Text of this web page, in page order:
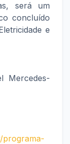
será um
concluído
e
Mercedes-
programa-